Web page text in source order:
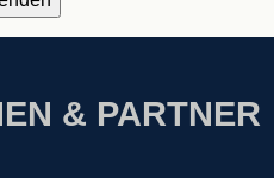
& PARTNER